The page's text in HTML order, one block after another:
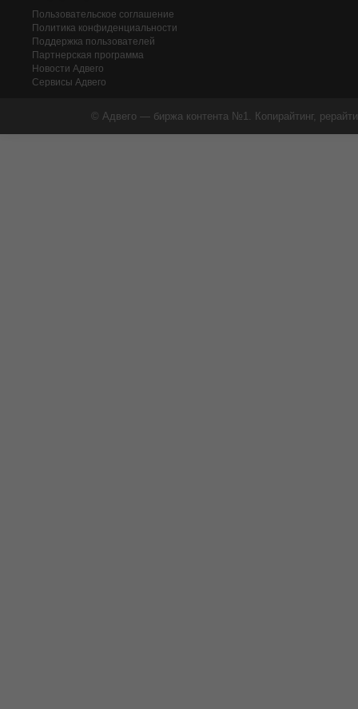
Пользовательское соглашение
Политика конфиденциальности
Поддержка пользователей
Партнерская программа
Новости Адвего
Сервисы Адвего
© Адвего — биржа контента №1. Копирайтинг,